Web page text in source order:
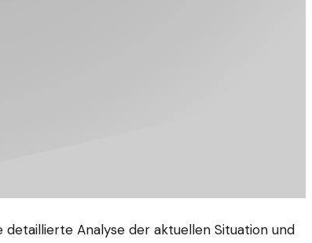
Analyse der aktuellen Situation und